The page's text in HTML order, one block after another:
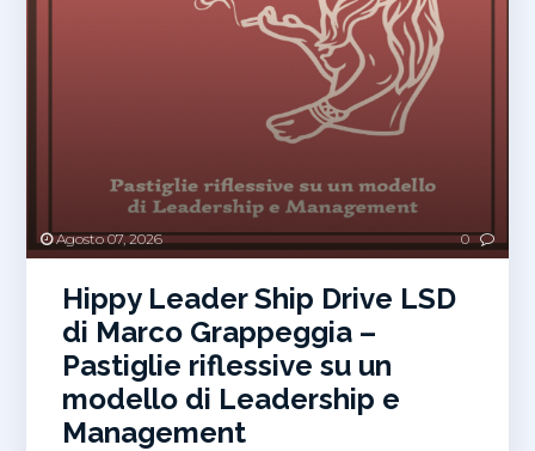
Agosto 07, 2026 0
Hippy Leader Ship Drive LSD
di Marco Grappeggia –
Pastiglie riflessive su un
modello di Leadership e
Management